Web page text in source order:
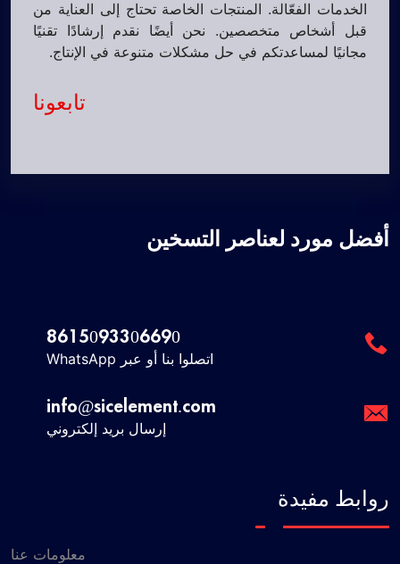
الخدمات الفعّالة. المنتجات الخاصة تحتاج إلى العناية من
قبل أشخاص متخصصين. نحن أيضًا نقدم إرشادًا تقنيًا
مجانيًا لمساعدتكم في حل مشكلات متنوعة في الإنتاج.
تابعونا
أفضل مورد لعناصر التسخين
8615093306690
اتصلوا بنا أو عبر WhatsApp
info@sicelement.com
إرسال بريد إلكتروني
روابط مفيدة
معلومات عنا